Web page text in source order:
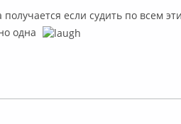
если судить по всем
одна